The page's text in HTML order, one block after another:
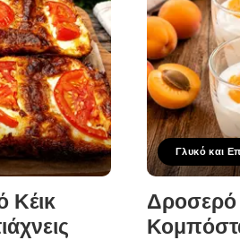
Κέικ
Γλυκό και
Δροσερό